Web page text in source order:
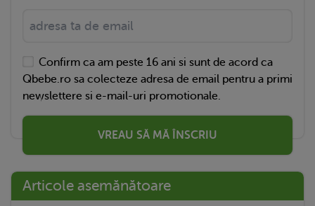
Confirm ca am peste 16 ani si sunt de acord ca
Qbebe.ro sa colecteze adresa de email pentru a primi
newslettere si e-mail-uri promotionale.
VREAU SĂ MĂ ÎNSCRIU
Articole asemănătoare